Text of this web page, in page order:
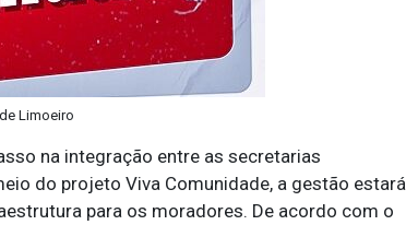
Limoeiro
na integração entre as secretarias
do projeto Viva Comunidade, a gestão estará
para os moradores. De acordo com o